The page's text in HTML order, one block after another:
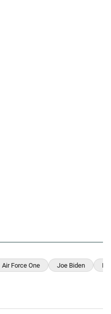
Air Force One Joe Biden